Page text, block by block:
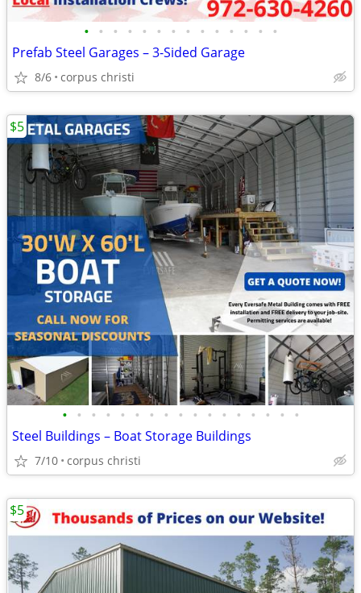
• • • • • • • • • • • • • •
Prefab Steel Garages – 3-Sided Garage
8/6 corpus christi
• • • • • • • • • • • • • • • • •
Steel Buildings – Boat Storage Buildings
7/10 corpus christi
$5
$5